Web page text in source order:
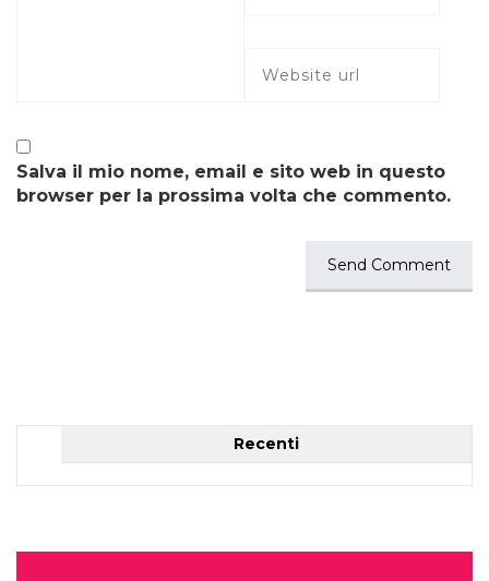
Salva il mio nome, email e sito web in questo
browser per la prossima volta che commento.
Recenti